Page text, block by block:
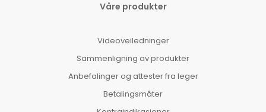
Våre produkter
Videoveiledninger
Sammenligning av produkter
Anbefalinger og attester fra leger
Betalingsmåter